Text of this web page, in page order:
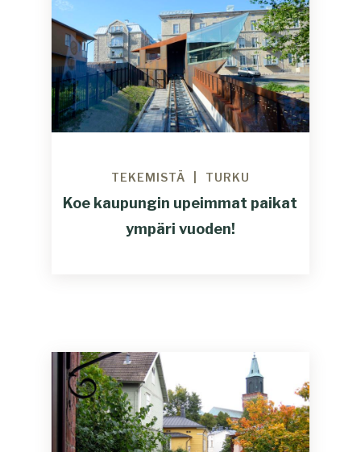
TEKEMISTÄ TURKU
Koe kaupungin upeimmat paikat
ympäri vuoden!